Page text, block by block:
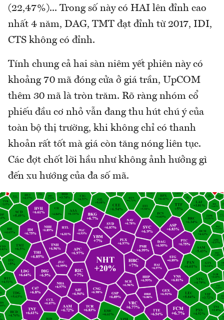
(22,47%)... Trong số này có HAI lên đỉnh cao
nhất 4 năm, DAG, TMT đạt đỉnh từ 2017, IDI,
CTS không có đỉnh.
Tính chung cả hai sàn niêm yết phiên này có
khoảng 70 mã đóng cửa ở giá trần, UpCOM
thêm 30 mã là tròn trăm. Rõ ràng nhóm cổ
phiếu đầu cơ nhỏ vẫn đang thu hút chú ý của
toàn bộ thị trường, khi không chỉ có thanh
khoản rất tốt mà giá còn tăng nóng liên tục.
Các đợt chốt lời hầu như không ảnh hưởng gì
đến xu hướng của đa số mã.